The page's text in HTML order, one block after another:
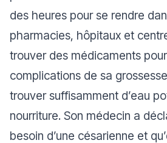
des heures pour se rendre
pharmacies, hôpitaux et
trouver des médicaments
complications de sa
trouver suffisamment d’eau
nourriture. Son médecin a
besoin d’une césarienne et